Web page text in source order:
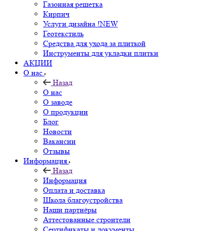
Газонная решетка
Кирпич
Услуги дизайна !NEW
Геотекстиль
Средства для ухода за плиткой
Инструменты для укладки плитки
АКЦИИ
О нас
Назад
О нас
О заводе
О продукции
Блог
Новости
Вакансии
Отзывы
Информация
Назад
Информация
Оплата и доставка
Школа благоустройства
Наши партнёры
Аттестованные строители